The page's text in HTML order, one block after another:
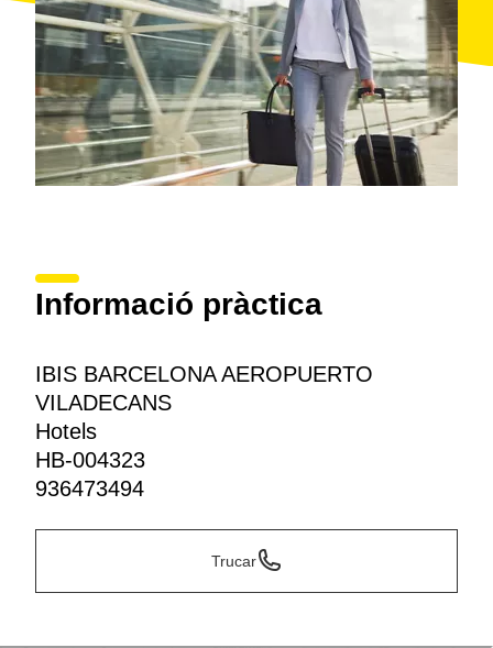
Informació pràctica
IBIS BARCELONA AEROPUERTO
VILADECANS
Hotels
HB-004323
936473494
Trucar